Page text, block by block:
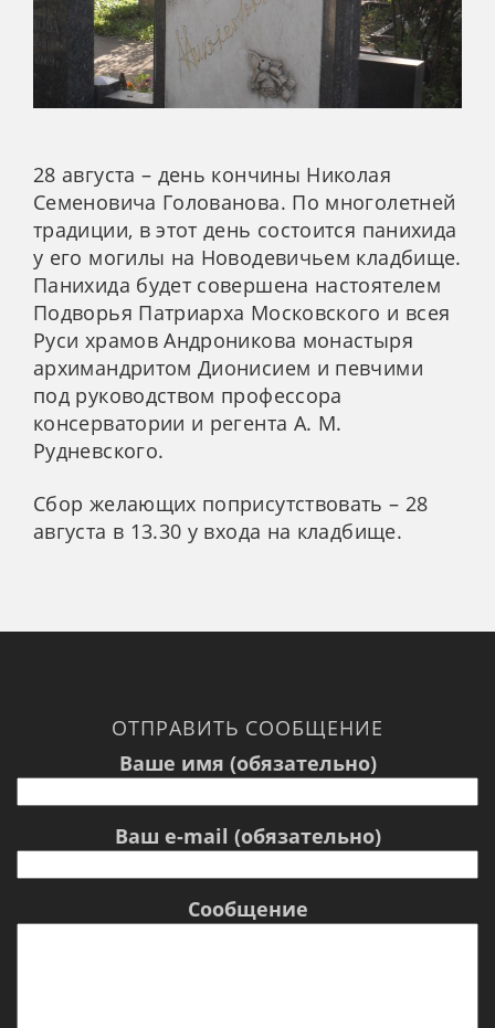
28 августа – день кончины Николая
Семеновича Голованова. По многолетней
традиции, в этот день состоится панихида
у его могилы на Новодевичьем кладбище.
Панихида будет совершена настоятелем
Подворья Патриарха Московского и всея
Руси храмов Андроникова монастыря
архимандритом Дионисием и певчими
под руководством профессора
консерватории и регента А. М.
Рудневского.
Сбор желающих поприсутствовать – 28
августа в 13.30 у входа на кладбище.
ОТПРАВИТЬ СООБЩЕНИЕ
Ваше имя (обязательно)
Ваш e-mail (обязательно)
Сообщение